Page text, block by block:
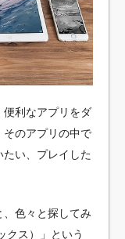
便利なアプリをダ
そのアプリの中で
い、プレイした
色々と探してみ
クス）」という